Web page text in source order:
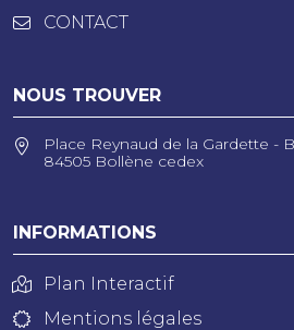
CONTACT
NOUS TROUVER
Place Reynaud de la Gardette -
84505 Bollène cedex
INFORMATIONS
Plan Interactif
Mentions légales